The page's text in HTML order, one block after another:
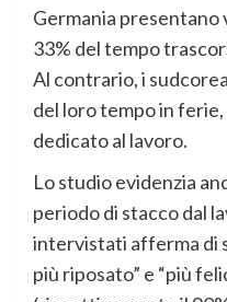
Germania presentano
33% del tempo
Al contrario, i
del loro tempo in
dedicato al lavoro.
Lo studio evidenzia
periodo di stacco dal
intervistati afferma di
più riposato” e “più